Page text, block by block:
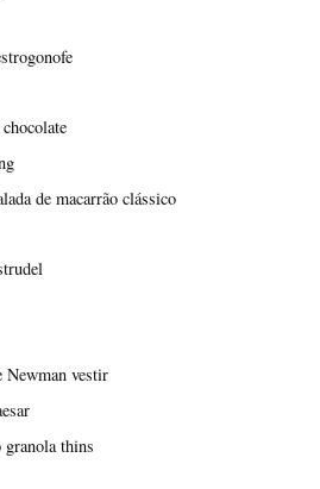
de macarrão clássico
Newman vestir
granola thins